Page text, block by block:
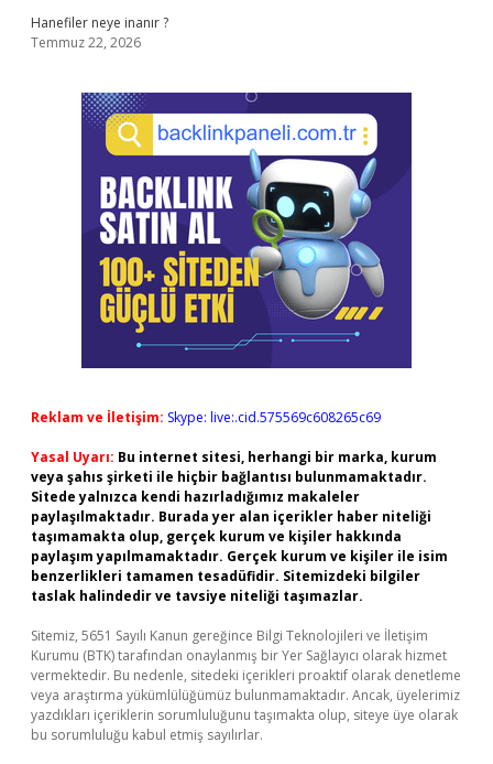
Hanefiler neye inanır ?
Temmuz 22, 2026
Reklam ve İletişim: Skype: live:.cid.575569c608265c69
Yasal Uyarı: Bu internet sitesi, herhangi bir marka, kurum
veya şahıs şirketi ile hiçbir bağlantısı bulunmamaktadır.
Sitede yalnızca kendi hazırladığımız makaleler
paylaşılmaktadır. Burada yer alan içerikler haber niteliği
taşımamakta olup, gerçek kurum ve kişiler hakkında
paylaşım yapılmamaktadır. Gerçek kurum ve kişiler ile isim
benzerlikleri tamamen tesadüfidir. Sitemizdeki bilgiler
taslak halindedir ve tavsiye niteliği taşımazlar.
Sitemiz, 5651 Sayılı Kanun gereğince Bilgi Teknolojileri ve İletişim
Kurumu (BTK) tarafından onaylanmış bir Yer Sağlayıcı olarak hizmet
vermektedir. Bu nedenle, sitedeki içerikleri proaktif olarak denetleme
veya araştırma yükümlülüğümüz bulunmamaktadır. Ancak, üyelerimiz
yazdıkları içeriklerin sorumluluğunu taşımakta olup, siteye üye olarak
bu sorumluluğu kabul etmiş sayılırlar.